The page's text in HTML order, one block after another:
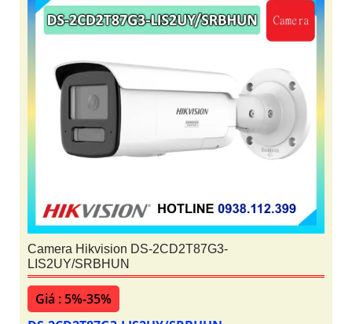
Camera Hikvision DS-2CD2T87G3-
LIS2UY/SRBHUN
Giá : 5%-35%